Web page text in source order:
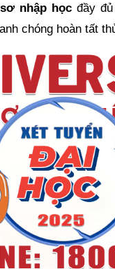
nhập học đầy
chóng hoàn tất